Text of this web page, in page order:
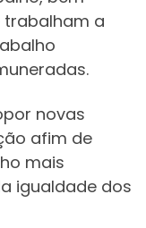
a
novas
afim de
mais
igualdade dos